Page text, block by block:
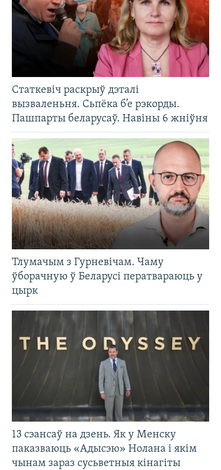
Статкевіч раскрыў дэталі
вызваленьня. Сьпёка б’е рэкорды.
Пашпарты беларусаў. Навіны 6 жніўня
Тлумачым з Гурневічам. Чаму
ўборачную ў Беларусі ператвараюць у
цырк
13 сэансаў на дзень. Як у Менску
паказваюць «Адысэю» Нолана і якім
чынам зараз сусьветныя кінагіты